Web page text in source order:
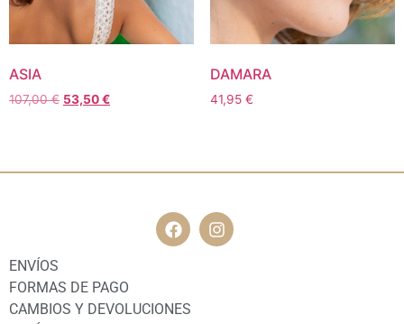
ASIA
107,00€ 53,50€
DAMARA
41,95 €
ENVÍOS
FORMAS DE PAGO
CAMBIOS Y DEVOLUCIONES